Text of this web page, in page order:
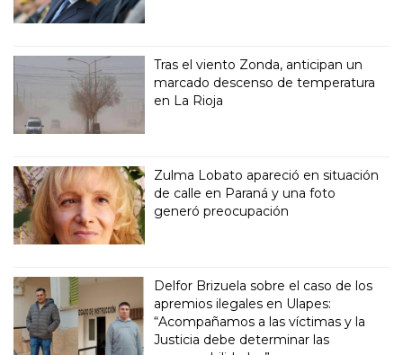
Tras el viento Zonda, anticipan un
marcado descenso de temperatura
en La Rioja
Zulma Lobato apareció en situación
de calle en Paraná y una foto
generó preocupación
Delfor Brizuela sobre el caso de los
apremios ilegales en Ulapes:
“Acompañamos a las víctimas y la
Justicia debe determinar las